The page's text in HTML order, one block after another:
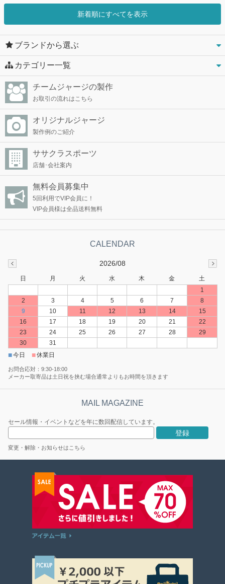
新着順にすべてを表示
ブランドから選ぶ
カテゴリー一覧
チームジャージの製作
お取引の流れはこちら
オリジナルジャージ
製作例のご紹介
ササクラスポーツ
店舗･会社案内
無料会員募集中
5回利用でVIP会員に！
VIP会員様は全品送料無料
2026/08
日 月 火 水 木 金
土
1
2
3 4 5 6 7
8
9
10 11 12 13 14
15
16
17 18 19 20 21
22
23
24 25 26 27 28
29
30
31
■今日 ■休業日
お問合応対：9:30-18:00
メーカー取寄品は土日祝を挟む場合通常よりもお時間を頂きます
セール情報・イベントなどを年に数回配信しています。
変更・解除・お知らせはこちら